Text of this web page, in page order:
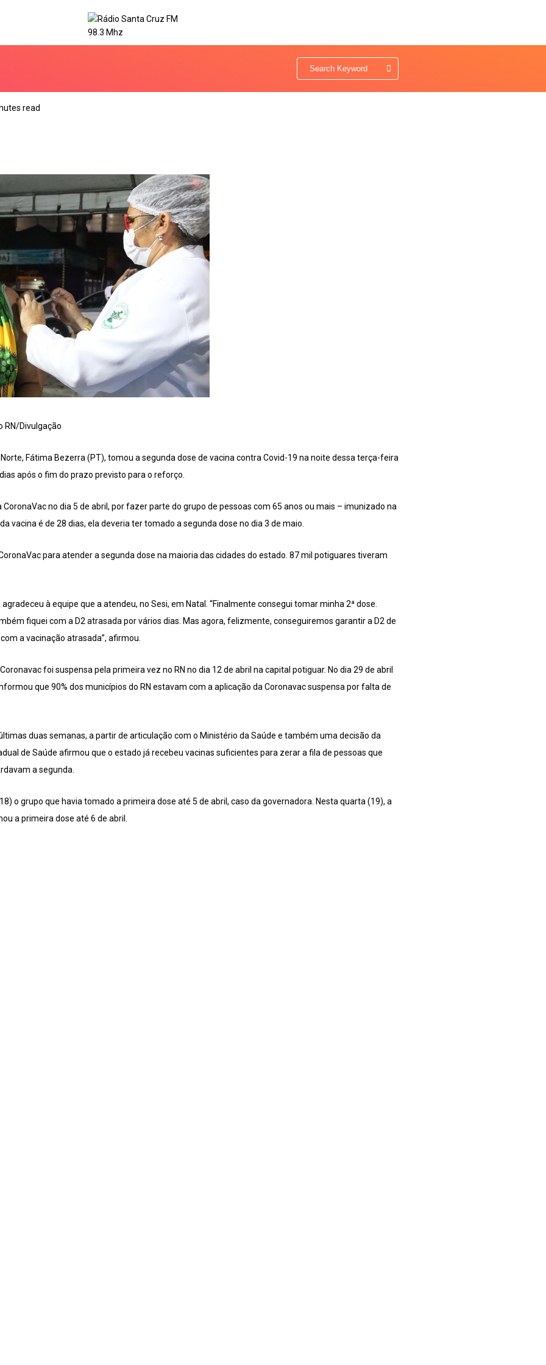
read
RN/Divulgação
Fátima Bezerra (PT), tomou a segunda dose de vacina contra Covid-19 na noite dessa terça-feira
após o fim do prazo previsto para o reforço.
no dia 5 de abril, por fazer parte do grupo de pessoas com 65 anos ou mais – imunizado na
vacina é de 28 dias, ela deveria ter tomado a segunda dose no dia 3 de maio.
para atender a segunda dose na maioria das cidades do estado. 87 mil potiguares tiveram
à equipe que a atendeu, no Sesi, em Natal. “Finalmente consegui tomar minha 2ª dose.
fiquei com a D2 atrasada por vários dias. Mas agora, felizmente, conseguiremos garantir a D2 de
a vacinação atrasada”, afirmou.
foi suspensa pela primeira vez no RN no dia 12 de abril na capital potiguar. No dia 29 de abril
que 90% dos municípios do RN estavam com a aplicação da Coronavac suspensa por falta de
duas semanas, a partir de articulação com o Ministério da Saúde e também uma decisão da
de Saúde afirmou que o estado já recebeu vacinas suficientes para zerar a fila de pessoas que
a segunda.
o grupo que havia tomado a primeira dose até 5 de abril, caso da governadora. Nesta quarta (19), a
a primeira dose até 6 de abril.